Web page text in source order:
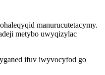
manurucutetacymy.
metybo uwyqizylac
ifuv iwyvocyfod go